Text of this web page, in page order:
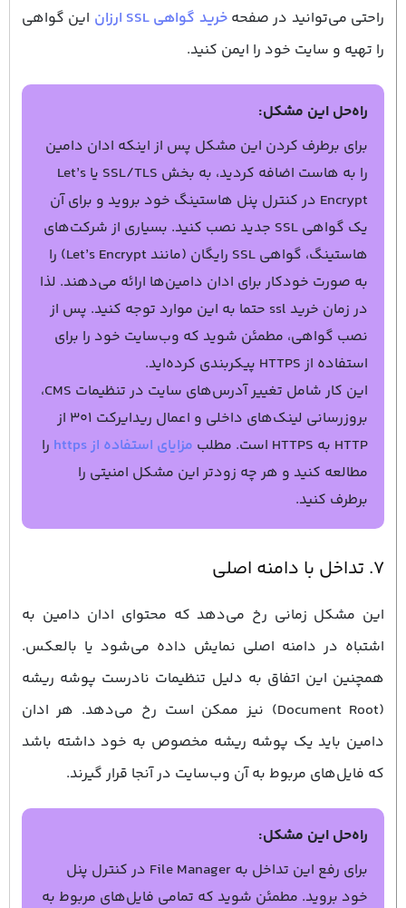
راحتی می‌توانید در صفحهخرید گواهی SSL ارزان
این گواهی
را تهیه و سایت خود را ایمن کنید.
راه‌حل این مشکل:
برای برطرف کردن این مشکل پس از اینکه ادان دامین
را به هاست اضافه کردید، به بخش SSL/TLS یا Let’s
Encrypt در کنترل پنل هاستینگ خود بروید و برای آن
یک گواهی SSL جدید نصب کنید. بسیاری از شرکت‌های
هاستینگ، گواهی SSL رایگان (مانند Let’s Encrypt) را
به صورت خودکار برای ادان دامین‌ها ارائه می‌دهند. لذا
در زمان خرید ssl حتما به این موارد توجه کنید. پس از
نصب گواهی، مطمئن شوید که وب‌سایت خود را برای
استفاده از HTTPS پیکربندی کرده‌اید.
این کار شامل تغییر آدرس‌های سایت در تنظیمات CMS،
بروزرسانی لینک‌های داخلی و اعمال ریدایرکت ۳۰۱ از
HTTP به HTTPS است. مطلب
مزایای استفاده از https
را
مطالعه کنید و هر چه زودتر این مشکل امنیتی را
برطرف کنید.
۷. تداخل با دامنه اصلی
این مشکل زمانی رخ می‌دهد که محتوای ادان دامین به
اشتباه در دامنه اصلی نمایش داده می‌شود یا بالعکس.
همچنین این اتفاق به دلیل تنظیمات نادرست پوشه ریشه
(Document Root) نیز ممکن است رخ می‌دهد. هر ادان
دامین باید یک پوشه ریشه مخصوص به خود داشته باشد
که فایل‌های مربوط به آن وب‌سایت در آنجا قرار گیرند.
راه‌حل این مشکل:
برای رفع این تداخل به File Manager در کنترل پنل
خود بروید. مطمئن شوید که تمامی فایل‌های مربوط به